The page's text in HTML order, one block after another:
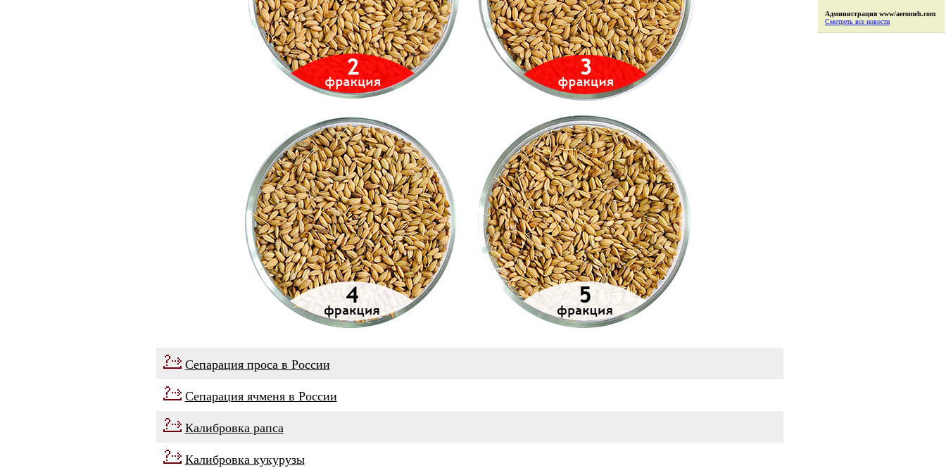
Сепарация проса в России
Сепарация ячменя в России
Калибровка рапса
Калибровка кукурузы
Администрация www/aeromeh.com
Смотреть все новости